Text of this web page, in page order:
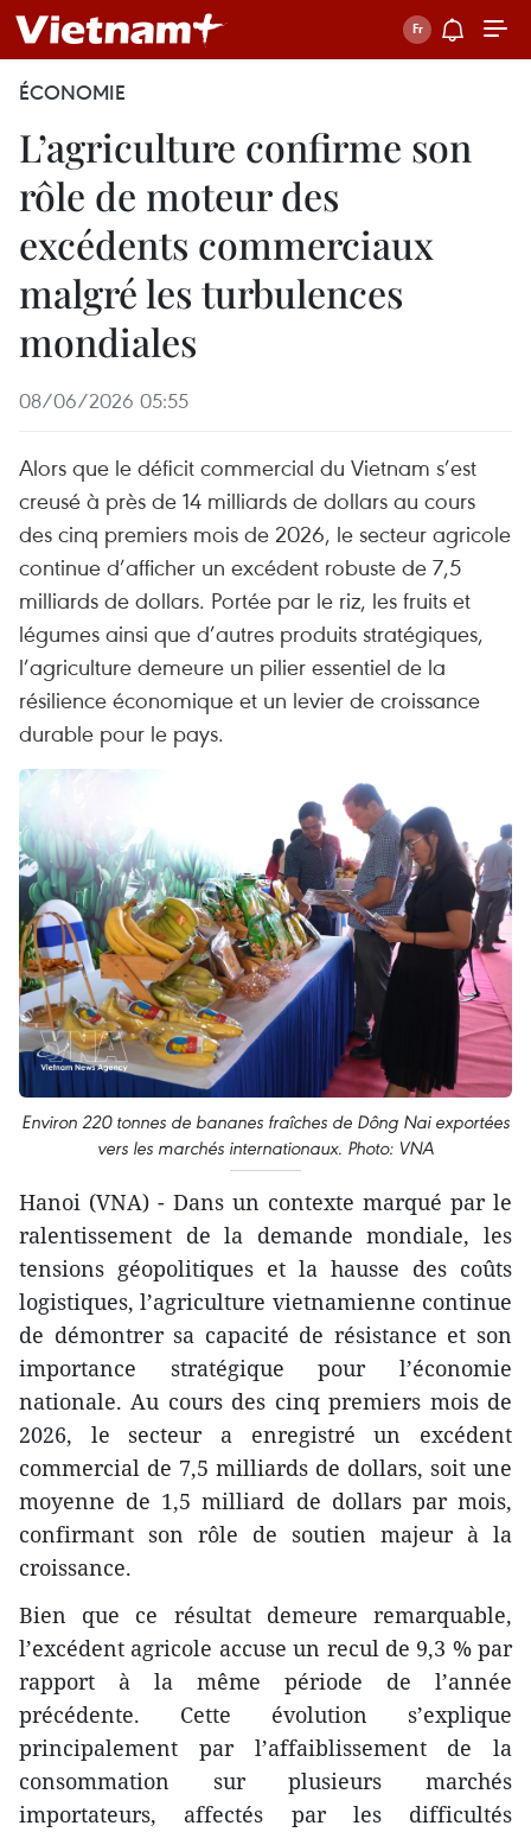
ÉCONOMIE
L’agriculture confirme son
rôle de moteur des
excédents commerciaux
malgré les turbulences
mondiales
08/06/2026 05:55
Alors que le déficit commercial du Vietnam s’est
creusé à près de 14 milliards de dollars au cours
des cinq premiers mois de 2026, le secteur agricole
continue d’afficher un excédent robuste de 7,5
milliards de dollars. Portée par le riz, les fruits et
légumes ainsi que d’autres produits stratégiques,
l’agriculture demeure un pilier essentiel de la
résilience économique et un levier de croissance
durable pour le pays.
Environ 220 tonnes de bananes fraîches de Dông Nai exportées
vers les marchés internationaux. Photo: VNA
Hanoi (VNA) - Dans un contexte marqué par le
ralentissement de la demande mondiale, les
tensions géopolitiques et la hausse des coûts
logistiques, l’agriculture vietnamienne continue
de démontrer sa capacité de résistance et son
importance stratégique pour l’économie
nationale. Au cours des cinq premiers mois de
2026, le secteur a enregistré un excédent
commercial de 7,5 milliards de dollars, soit une
moyenne de 1,5 milliard de dollars par mois,
confirmant son rôle de soutien majeur à la
croissance.
Bien que ce résultat demeure remarquable,
l’excédent agricole accuse un recul de 9,3 % par
rapport à la même période de l’année
précédente. Cette évolution s’explique
principalement par l’affaiblissement de la
consommation sur plusieurs marchés
importateurs, affectés par les difficultés